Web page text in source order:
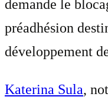
demande le
préadhésion
développement
Katerina Sula,